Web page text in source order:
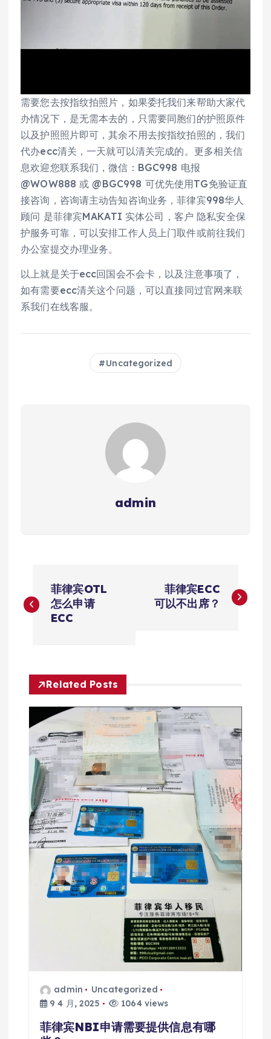
需要您去按指纹拍照片，如果委托我们来帮助大家代
办情况下，是无需本去的，只需要同胞们的护照原件
以及护照照片即可，其余不用去按指纹拍照的，我们
代办ecc清关，一天就可以清关完成的。更多相关信
息欢迎您联系我们，微信：BGC998 电报
@WOW888 或 @BGC998 可优先使用TG免验证直
接咨询，咨询请主动告知咨询业务，菲律宾998华人
顾问 是菲律宾MAKATI 实体公司，客户 隐私安全保
护服务可靠，可以安排工作人员上门取件或前往我们
办公室提交办理业务。
以上就是关于ecc回国会不会卡，以及注意事项了，
如有需要ecc清关这个问题，可以直接同过官网来联
系我们在线客服。
Uncategorized
admin
章
航
菲律宾OTL
怎么申请
ECC
菲律宾ECC
可以不出席？
Related Posts
admin
Uncategorized
9 4 月, 2025
1064 views
菲律宾NBI申请需要提供信息有哪